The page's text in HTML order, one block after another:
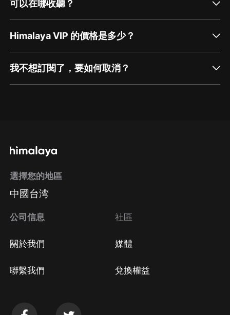
第三步：如果在線客服都未取得聯系，也可撥打客服電
可以在哪收聽？
Himalaya VIP 的價格是多少？
我不想訂閱了，要如何取消？
方法 Google Play取消訂閱方法
選擇您的地區
中國台湾
公司信息
關於我們
聯繫我們
社區
媒體
兌換權益